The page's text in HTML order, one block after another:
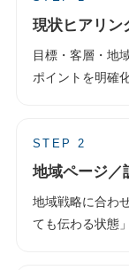
現状ヒアリン
目標・客層・地
ポイントを明確
STEP 2
地域ページ／
地域戦略に合わ
ても伝わる状態」